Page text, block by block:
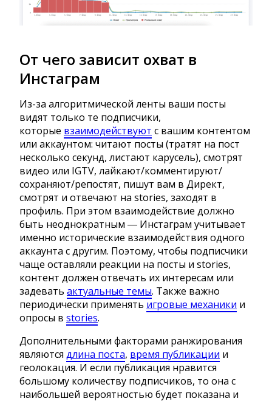
От чего зависит охват в
Инстаграм
Из-за алгоритмической ленты ваши посты
видят только те подписчики,
которые взаимодействуют с вашим контентом
или аккаунтом: читают посты (тратят на пост
несколько секунд, листают карусель), смотрят
видео или IGTV, лайкают/комментируют/
сохраняют/репостят, пишут вам в Директ,
смотрят и отвечают на stories, заходят в
профиль. При этом взаимодействие должно
быть неоднократным ― Инстаграм учитывает
именно исторические взаимодействия одного
аккаунта с другим. Поэтому, чтобы подписчики
чаще оставляли реакции на посты и stories,
контент должен отвечать их интересам или
задевать актуальные темы. Также важно
периодически применять игровые механики и
опросы в stories.
Дополнительными факторами ранжирования
являются длина поста, время публикации и
геолокация. И если публикация нравится
большому количеству подписчиков, то она с
наибольшей вероятностью будет показана и